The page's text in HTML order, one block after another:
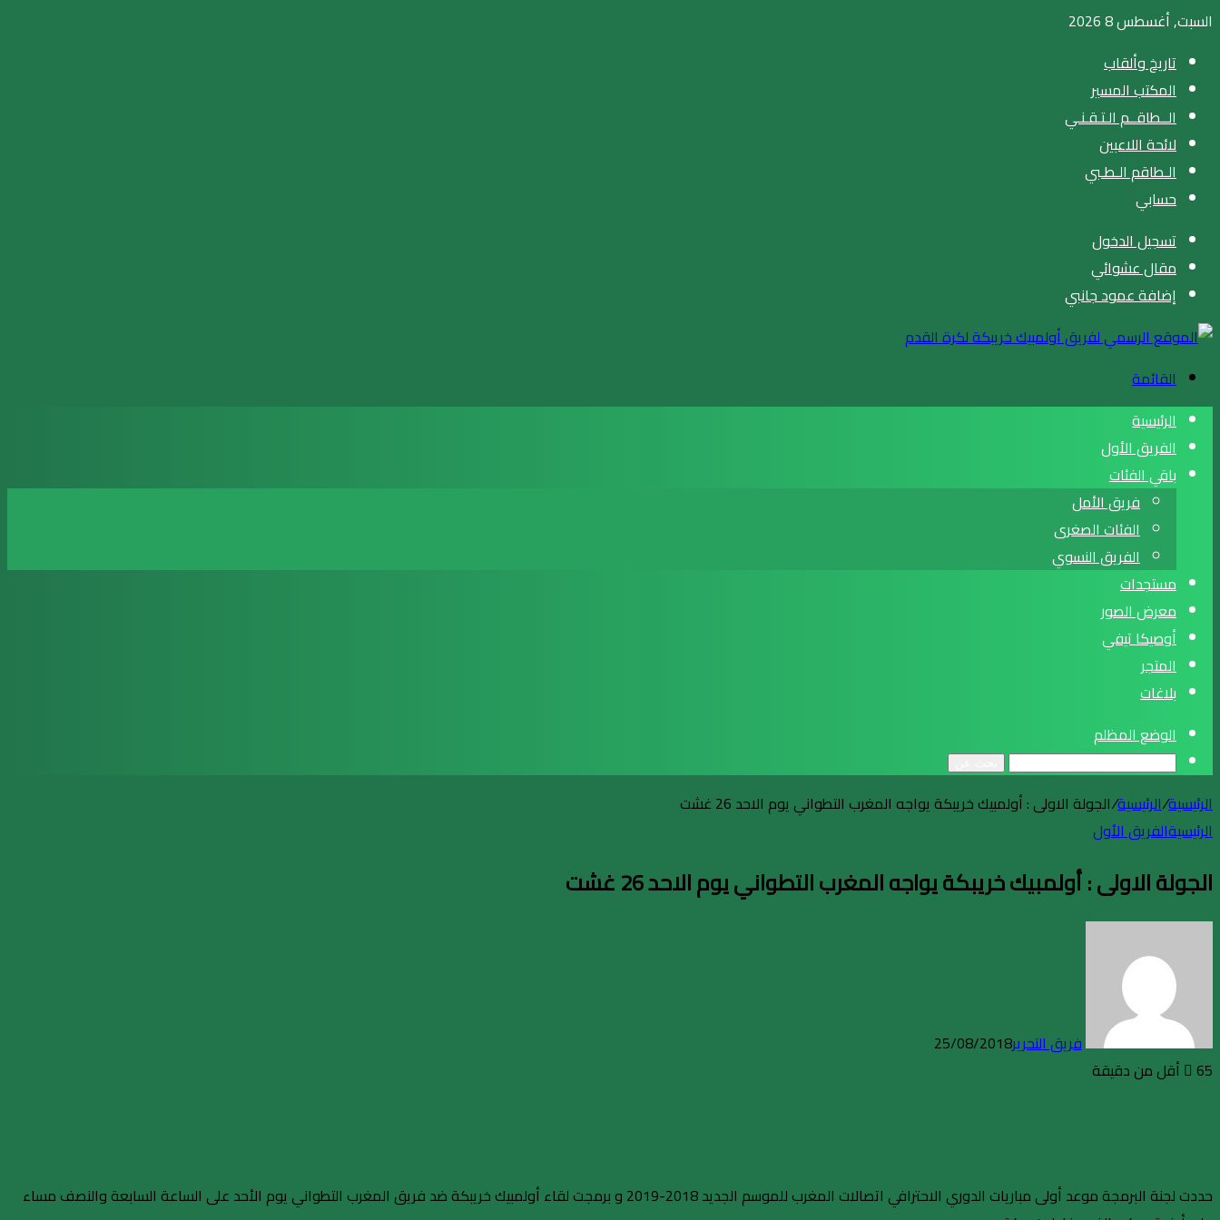
السبت, أغسطس 8 2026
تاريخ وألقاب
المكتب المسير
الــطاقــم الـتـقـنـي
لائحة اللاعبين
الـطاقم الـطـبي
حسابي
تسجيل الدخول
مقال عشوائي
إضافة عمود جانبي
القائمة
الرئيسية
الفريق الأول
باقي الفئات
فريق الأمل
الفئات الصغرى
الفريق النسوي
مستجدات
معرض الصور
أوصيكا تيفي
المتجر
بلاغات
الوضع المظلم
الرئيسية/الرئيسية/الجولة الاولى : أولمبيك خريبكة يواجه المغرب التطواني يوم الاحد 26 غشت
الرئيسيةالفريق الأول
الجولة الاولى : أولمبيك خريبكة يواجه المغرب التطواني يوم الاحد 26 غشت
فريق التحرير25/08/2018
65
أقل من دقيقة
حددت لجنة البرمجة موعد أولى مباريات الدوري الاحترافي اتصالات المغرب للموسم الجديد 2018-2019 و برمجت لقاء أولمبيك خريبكة ضد فريق المغرب التطواني يوم الأحد على الساعة السابعة والنصف مساء